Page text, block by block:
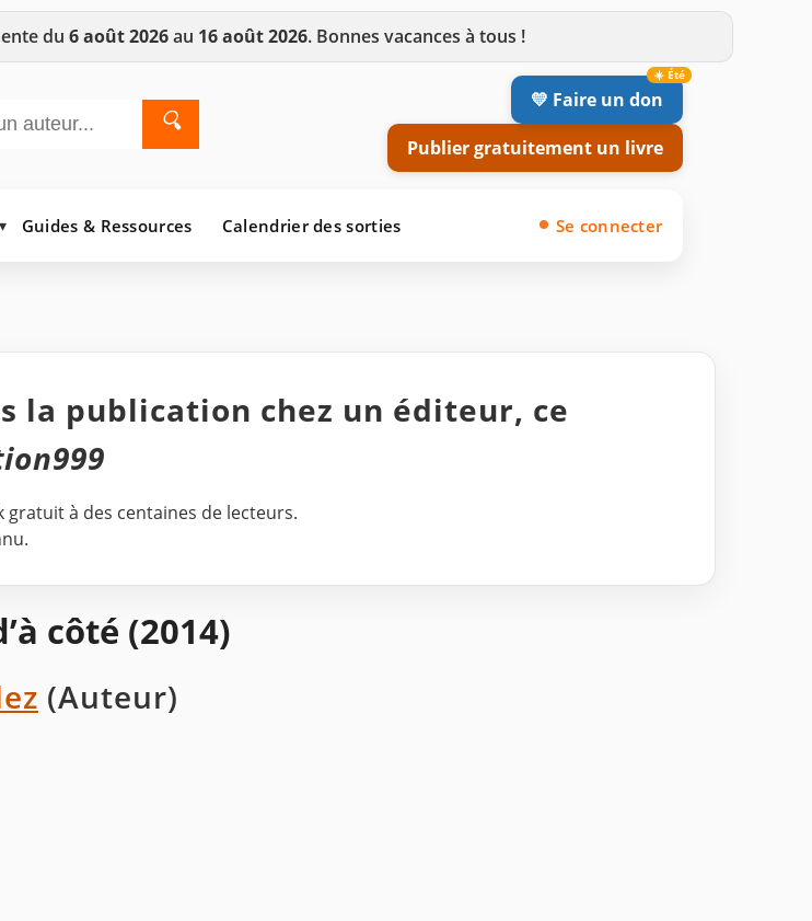
du 6 août 2026au 16 août 2026. Bonnes vacances à tous !
🔍
💛 Faire un don
Publier gratuitement un livre
▾ Guides & Ressources Calendrier des sorties Se connecter
la publication chez un éditeur, ce
à des centaines de lecteurs.
côté (2014)
(Auteur)